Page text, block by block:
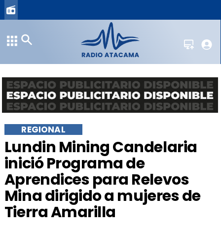
Lundin Mining Candelaria
inició Programa de
Aprendices para Relevos
Mina dirigido a mujeres de
Tierra Amarilla
REGIONAL